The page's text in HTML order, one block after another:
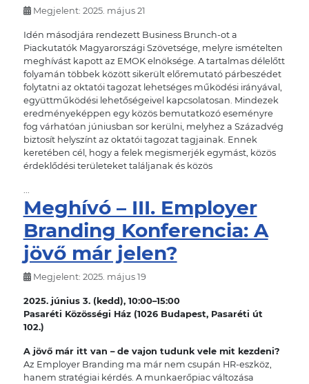
Megjelent: 2025. május 21
Idén másodjára rendezett Business Brunch-ot a
Piackutatók Magyarországi Szövetsége, melyre ismételten
meghívást kapott az EMOK elnöksége. A tartalmas délelőtt
folyamán többek között sikerült előremutató párbeszédet
folytatni az oktatói tagozat lehetséges működési irányával,
együttműködési lehetőségeivel kapcsolatosan. Mindezek
eredményeképpen egy közös bemutatkozó eseményre
fog várhatóan júniusban sor kerülni, melyhez a Századvég
biztosít helyszínt az oktatói tagozat tagjainak. Ennek
keretében cél, hogy a felek megismerjék egymást, közös
érdeklődési területeket találjanak és közös
...
Meghívó – III. Employer
Branding Konferencia: A
jövő már jelen?
Megjelent: 2025. május 19
2025. június 3. (kedd), 10:00–15:00
Pasaréti Közösségi Ház (1026 Budapest, Pasaréti út
102.)
A jövő már itt van – de vajon tudunk vele mit kezdeni?
Az Employer Branding ma már nem csupán HR-eszköz,
hanem stratégiai kérdés. A munkaerőpiac változása